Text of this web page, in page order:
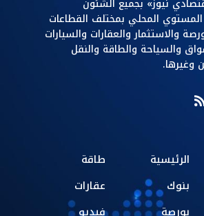
نيوز» بجميع الشئون
المحلي بمختلف القطاعات
والاستثمار والعقارات والسيارات
والسياحة والطاقة والنقل
وغيرها.
الرئيسية
بنوك
بورصة
طاقة
عقارات
فيديو